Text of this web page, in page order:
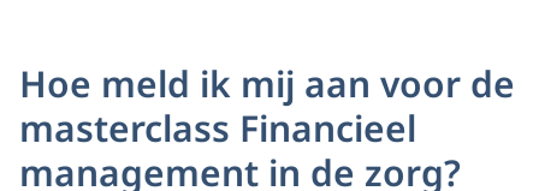
Hoe meld ik mij aan voor de
masterclass Financieel
management in de zorg?